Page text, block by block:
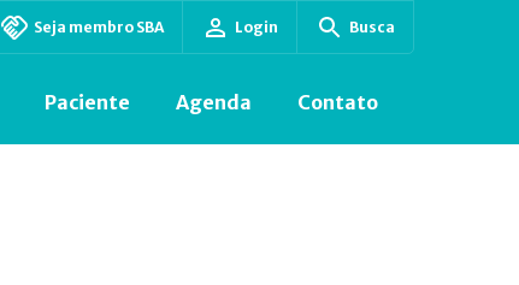
Seja membro SBA Login Busca
Paciente Agenda Contato